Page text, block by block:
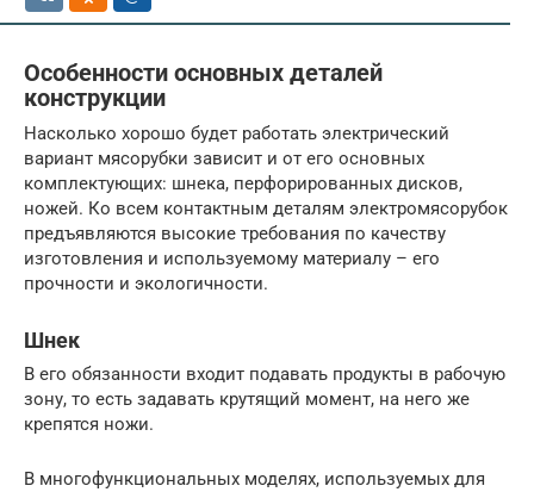
Особенности основных деталей
конструкции
Насколько хорошо будет работать электрический
вариант мясорубки зависит и от его основных
комплектующих: шнека, перфорированных дисков,
ножей. Ко всем контактным деталям электромясорубок
предъявляются высокие требования по качеству
изготовления и используемому материалу – его
прочности и экологичности.
Шнек
В его обязанности входит подавать продукты в рабочую
зону, то есть задавать крутящий момент, на него же
крепятся ножи.
В многофункциональных моделях, используемых для